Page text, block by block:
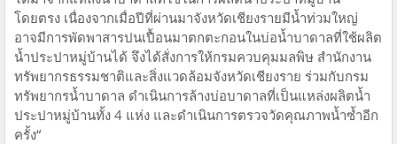
โดยตรง เนื่องจากเมื่อปีที่ผ่านมาจังหวัดเชียงรายมีน้ำท่วมใหญ่
อาจมีการพัดพาสารปนเปื้อนมาตกตะกอนในบ่อน้ำบาดาลที่ใช้ผลิต
น้ำประปาหมู่บ้านได้ จึงได้สั่งการให้กรมควบคุมมลพิษ สำนักงาน
ทรัพยากรธรรมชาติและสิ่งแวดล้อมจังหวัดเชียงราย ร่วมกับกรม
ทรัพยากรน้ำบาดาล ดำเนินการล้างบ่อบาดาลที่เป็นแหล่งผลิตน้ำ
ประปาหมู่บ้านทั้ง 4 แห่ง และดำเนินการตรวจวัดคุณภาพน้ำซ้ำอีก
ครั้ง“